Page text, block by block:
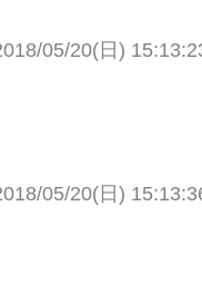
05/20(日)
05/20(日)